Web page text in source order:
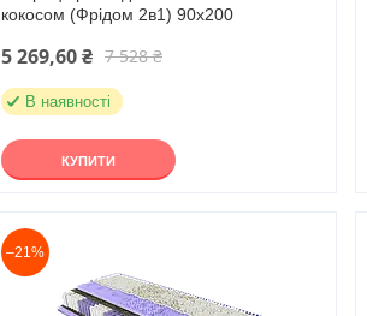
кокосом (Фрідом 2в1) 90х200
5 269,60 ₴ 7 528 ₴
В наявності
КУПИТИ
–21%